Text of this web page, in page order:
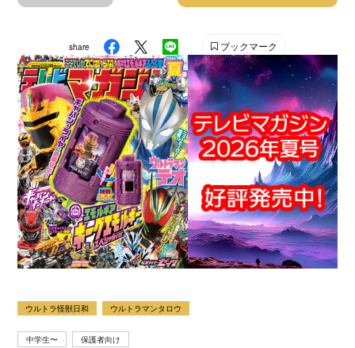
share ブックマーク
ウルトラ怪獣日和 ウルトラマンタロウ
中学生〜 保護者向け